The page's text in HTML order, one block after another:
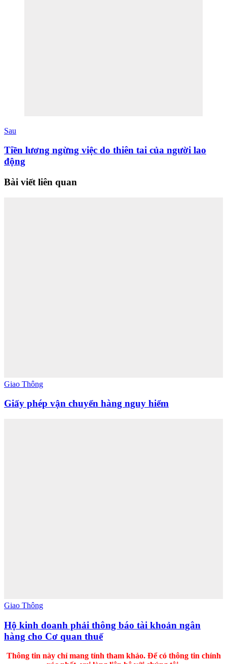
Sau
Tiền lương ngừng việc do thiên tai của người lao
động
Bài viết liên quan
Giao Thông
Giấy phép vận chuyển hàng nguy hiểm
Giao Thông
Hộ kinh doanh phải thông báo tài khoản ngân
hàng cho Cơ quan thuế
Thông tin này chỉ mang tính tham khảo. Để có thông tin chính